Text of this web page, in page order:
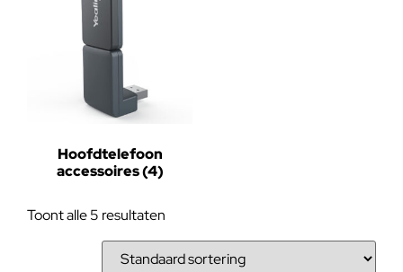
Hoofdtelefoon
accessoires(4)
Toont alle 5 resultaten